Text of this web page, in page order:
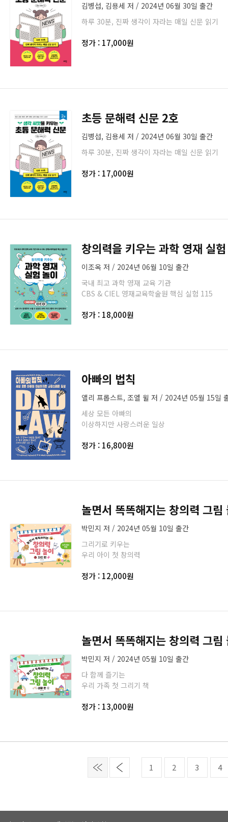
김병섭, 김용세 저 / 2024년 06월 30일 출간
하루 30분, 진짜 생각이 자라는 매일 신문 읽기
정가 : 17,000원
초등 문해력 신문 2호
김병섭, 김용세 저 / 2024년 06월 30일 출간
하루 30분, 진짜 생각이 자라는 매일 신문 읽기
정가 : 17,000원
창의력을 키우는 과학 영재 실
이조옥 저 / 2024년 06월 10일 출간
국내 최고 과학 영재 교육 기관
CBS & CIEL 영재교육학술원 핵심 실험 115
정가 : 18,000원
아빠의 법칙
앨리 프롭스트, 조엘 윌 저 / 2024년 05월 15일
세상 모든 아빠의
이상하지만 사랑스러운 일상
정가 : 16,800원
놀면서 똑똑해지는 창의력 그
박민지 저 / 2024년 05월 10일 출간
그리기로 키우는
우리 아이 첫 창의력
정가 : 12,000원
놀면서 똑똑해지는 창의력 그
박민지 저 / 2024년 05월 10일 출간
다 함께 즐기는
우리 가족 첫 그리기 책
정가 : 13,000원
1 2 3 4